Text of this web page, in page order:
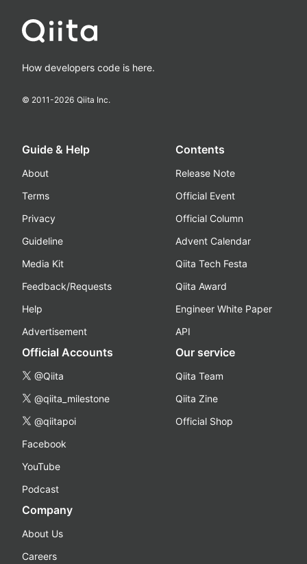
How developers code is here.
© 2011-2026 Qiita Inc.
Guide & Help
About
Terms
Privacy
Guideline
Media Kit
Feedback/Requests
Help
Advertisement
Contents
Release Note
Official Event
Official Column
Advent Calendar
Qiita Tech Festa
Qiita Award
Engineer White Paper
API
Official Accounts
@Qiita
@qiita_milestone
@qiitapoi
Facebook
YouTube
Podcast
Our service
Qiita Team
Qiita Zine
Official Shop
Company
About Us
Careers